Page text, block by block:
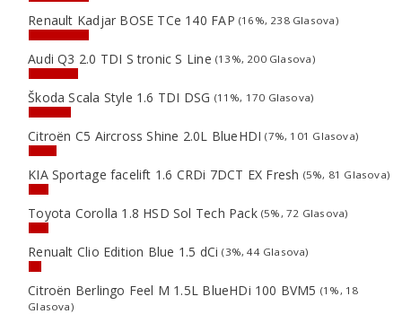
Renault Kadjar BOSE TCe 140 FAP (16%, 238 Glasova)
Audi Q3 2.0 TDI S tronic S Line (13%, 200 Glasova)
Škoda Scala Style 1.6 TDI DSG (11%, 170 Glasova)
Citroën C5 Aircross Shine 2.0L BlueHDI(7%, 101 Glasova)
KIA Sportage facelift 1.6 CRDi 7DCT EX Fresh (5%, 81 Glasova)
Toyota Corolla 1.8 HSD Sol Tech Pack (5%, 72 Glasova)
Renualt Clio Edition Blue 1.5 dCi(3%, 44 Glasova)
Citroën Berlingo Feel M 1.5L BlueHDi 100 BVM5 (1%, 18
Glasova)